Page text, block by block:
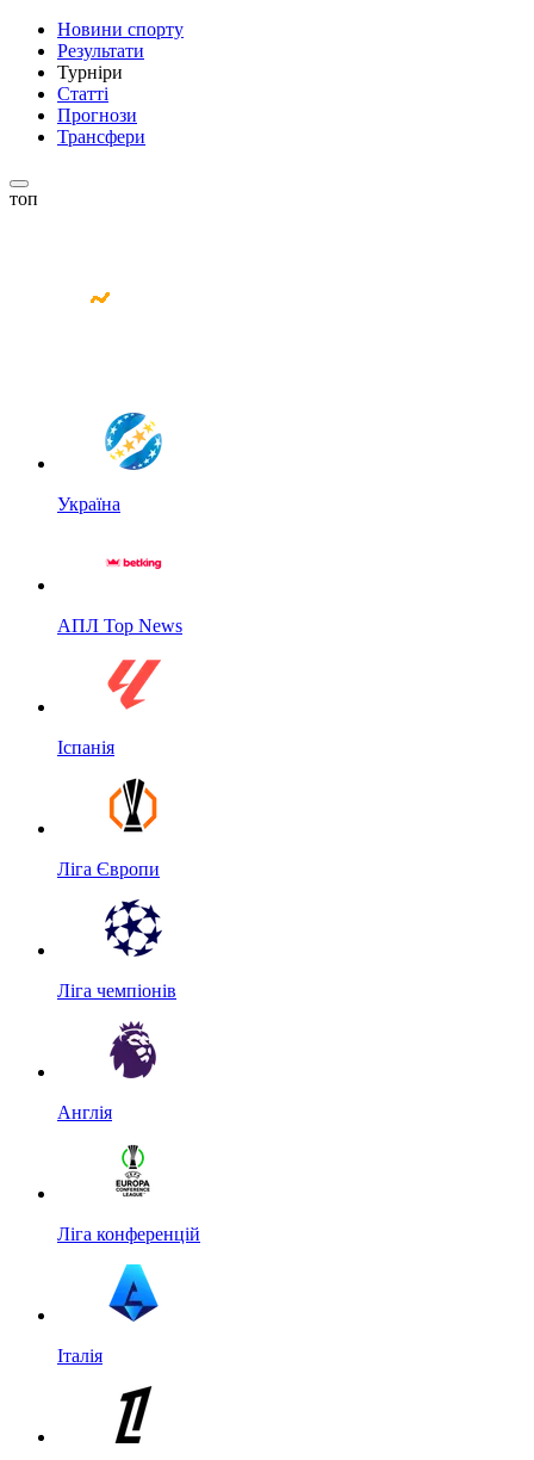
Новини спорту
Результати
Турніри
Статті
Прогнози
Трансфери
топ
Україна
АПЛ Top News
Іспанія
Ліга Європи
Ліга чемпіонів
Англія
Ліга конференцій
Італія